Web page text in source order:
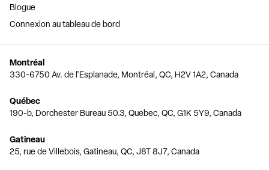
Blogue
Connexion au tableau de bord
Montréal
330-6750 Av. de l'Esplanade, Montréal, QC, H2V 1A2, Canada
Québec
190-b, Dorchester Bureau 50.3, Quebec, QC, G1K 5Y9, Canada
Gatineau
25, rue de Villebois, Gatineau, QC, J8T 8J7, Canada